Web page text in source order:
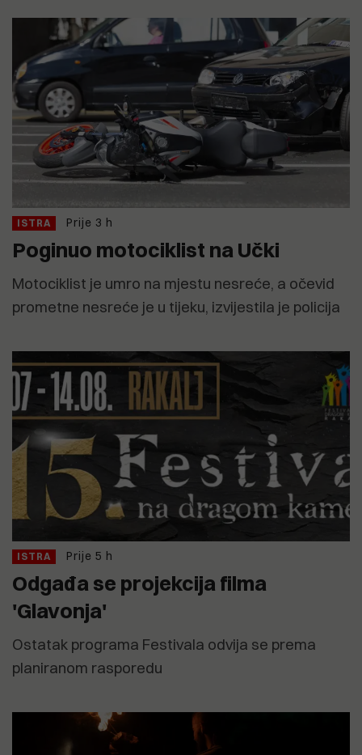
ISTRA Prije 3 h
Poginuo motociklist na Učki
Motociklist je umro na mjestu nesreće, a očevid
prometne nesreće je u tijeku, izvijestila je policija
ISTRA Prije 5 h
Odgađa se projekcija filma
'Glavonja'
Ostatak programa Festivala odvija se prema
planiranom rasporedu